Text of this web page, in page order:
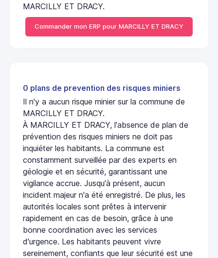
MARCILLY ET DRACY.
Commander mon ERP pour MARCILLY ET DRACY
0 plans de prevention des risques miniers
Il n'y a aucun risque minier sur la commune de
MARCILLY ET DRACY.
À MARCILLY ET DRACY, l'absence de plan de
prévention des risques miniers ne doit pas
inquiéter les habitants. La commune est
constamment surveillée par des experts en
géologie et en sécurité, garantissant une
vigilance accrue. Jusqu'à présent, aucun
incident majeur n'a été enregistré. De plus, les
autorités locales sont prêtes à intervenir
rapidement en cas de besoin, grâce à une
bonne coordination avec les services
d'urgence. Les habitants peuvent vivre
sereinement, confiants que leur sécurité est une